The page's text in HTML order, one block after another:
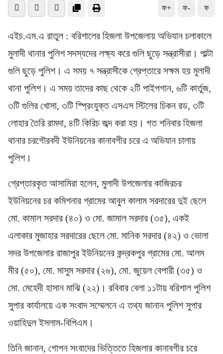
ফ+ ফ- ফ
এইচ.এম.এ রাতুল : বরিশালের হিজলা উপজেলায় অভিযান চলাকালে
মুলাদী থানার পুলিশ সদস্যদের লক্ষ্য করে গুলি ছুড়ে সন্ত্রাসীরা। পাল্টা
গুলি ছুড়ে পুলিশ। এ সময় ৭ সন্ত্রাসীকে গ্রেপ্তারে সক্ষম হয় মুলাদী
থানা পুলিশ। এ সময় তাদের কাছ থেকে ২টি পাইপগান, ৬টি কার্তুজ,
৩টি গুলির খোসা, ৩টি স্প্রিংযুক্ত এসএস স্টিলের চিকন রড, ৩টি
লোহার তৈরি রামদা, ৪টি কিরিচ জব্দ করা হয়। গত শনিবার হিজলা
থানার চরগৌরবদী ইউনিয়নের কানাবগীর চরে এ অভিযান চালায়
পুলিশ।
গ্রেপ্তারকৃত আসামিরা হলেন, মুলাদী উপজেলার কাজিরচর
ইউনিয়নের চর কমিশনার গ্রামের আবুল কালাম সরদারের দুই ছেলে
মো. কামাল সরদার (৪০) ও মো. জামাল সরদার (৩৫), একই
এলাকার মুজাহার সরদারের ছেলে মো. মানিক সরদার (৪২) ও ভোলা
সদর উপজেলার রাজাপুর ইউনিয়নের কন্দ্রকপুর গ্রামের মো. আলম
মীর (৫০), মো. মাসুম সরদার (২৬), মো. জুয়েল বেপারী (৩৫) ও
মো. মেহেদী হাসান মাঝি (২২)। রবিবার বেলা ১১টায় বরিশাল পুলিশ
সুপার কার্যালয়ে এক সংবাদ সম্মেলনে এ তথ্য জানান পুলিশ সুপার
ওয়াহিদুল ইসলাম-বিপিএম।
তিনি জানান, গোপন সংবাদের ভিত্তিতে হিজলার কানাবগীর চরে